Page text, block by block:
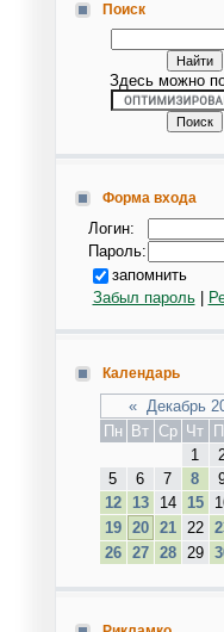
Поиск
Здесь можно
Форма входа
Логин:
Пароль:
запомнить
Забыл пароль|
Календарь
« Декабрь
Пн
Вт Ср Чт
1
5
6 7 8
12
13 14 15
19
20 21 22
26
27 28 29